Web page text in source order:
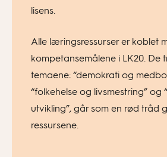
lisens.
Alle læringsressurser er koblet
kompetansemålene i LK20. De
temaene: “demokrati og
“folkehelse og livsmestring”
utvikling”, går som en rød tråd
ressursene.